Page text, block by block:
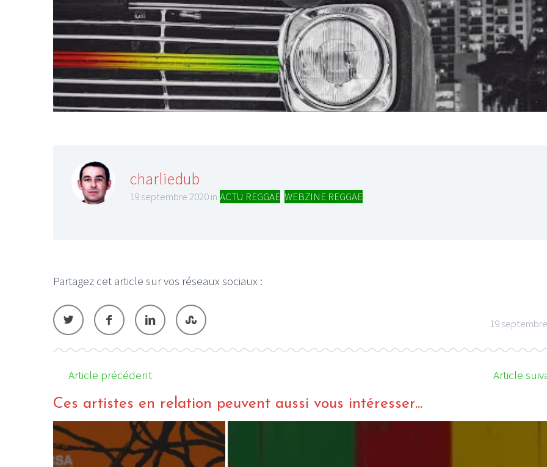
charliedub
19 septembre 2020 in ACTU REGGAE WEBZINE REGGAE
Partagez cet article sur vos réseaux sociaux :
19
Article précédent Article
Ces artistes en relation peuvent aussi vous intéresser...
LE GROS RIFFIFI –